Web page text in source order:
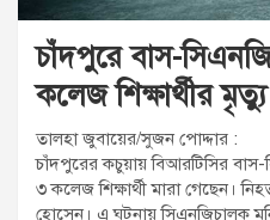
চাঁদপুরে বাস-
কলেজ শিক্ষার্থীর
তালহা জুবায়ের/সুজন পোদ্দার :
চাঁদপুরের কচুয়ায় বিআরটিসির বাস-
৩ কলেজ শিক্ষার্থী মারা গেছেন।
হোসেন। এ ঘটনায় সিএনজিচালক